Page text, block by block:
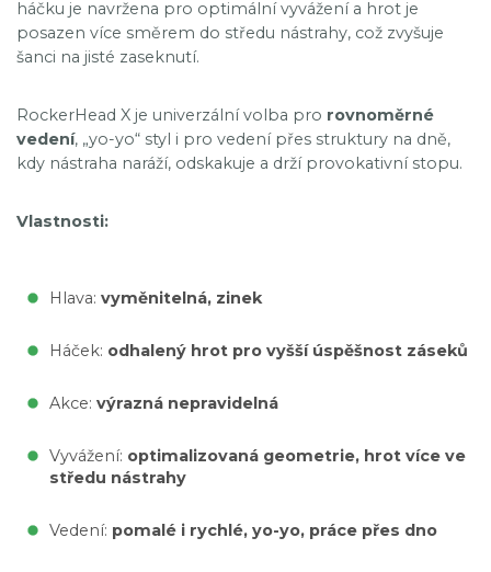
háčku je navržena pro optimální vyvážení a hrot je
posazen více směrem do středu nástrahy, což zvyšuje
šanci na jisté zaseknutí.
RockerHead X je univerzální volba pro rovnoměrné
vedení, „yo-yo“ styl i pro vedení přes struktury na dně,
kdy nástraha naráží, odskakuje a drží provokativní stopu.
Vlastnosti:
Hlava: vyměnitelná, zinek
Háček: odhalený hrot pro vyšší úspěšnost záseků
Akce: výrazná nepravidelná
Vyvážení: optimalizovaná geometrie, hrot více ve
středu nástrahy
Vedení: pomalé i rychlé, yo-yo, práce přes dno